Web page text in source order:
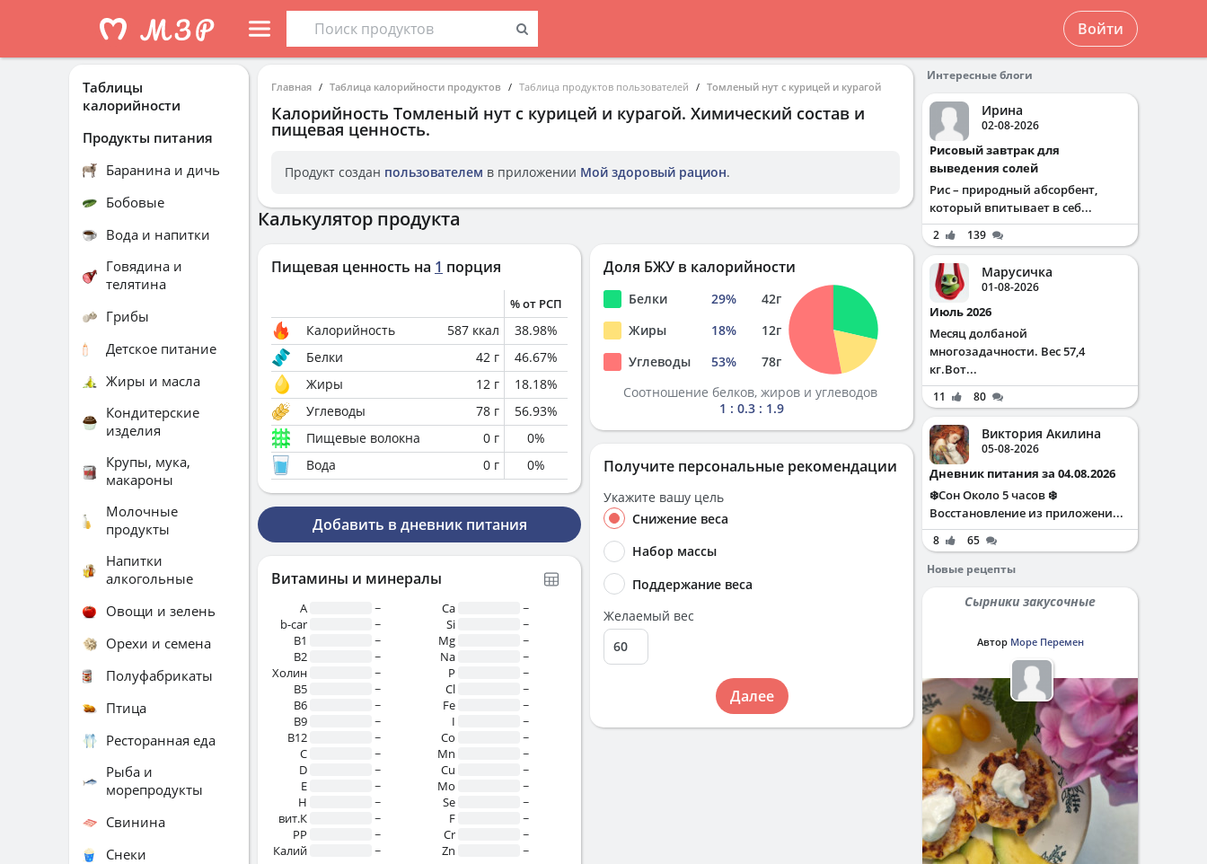
Войти
Главная Таблица калорийности продуктов Таблица продуктов пользователей Томленый нут с курицей и курагой
Калорийность Томленый нут с курицей и курагой. Химический состав и
пищевая ценность.
Продукт создан пользователем в приложении Мой здоровый рацион.
Калькулятор продукта
Пищевая ценность на 1 порция
% от РСП
Калорийность 587 ккал 38.98%
Белки
42 г 46.67%
Жиры
12 г 18.18%
Углеводы
78 г 56.93%
Пищевые волокна
0 г 0%
Вода
0 г 0%
Добавить в дневник питания
Витамины и минералы
A
~
b-car
~
В1
~
B2
~
Холин
~
B5
~
B6
~
B9
~
B12
~
C
~
D
~
E
~
H
~
вит.К
~
PP
~
Калий
~
Ca
~
Si
~
Mg
~
Na
~
P
~
Cl
~
Fe
~
I
~
Co
~
Mn
~
Cu
~
Mo
~
Se
~
F
~
Cr
~
Zn
~
Доля БЖУ в калорийности
Белки 29% 42г
Жиры
18% 12г
Углеводы
53% 78г
Соотношение белков, жиров и углеводов
1 : 0.3 : 1.9
Получите персональные рекомендации
Укажите вашу цель
Снижение веса
Набор массы
Поддержание веса
Желаемый вес
Далее
Таблицы
калорийности
Продукты питания
Баранина и дичь
Бобовые
Вода и напитки
Говядина и
телятина
Грибы
Детское питание
Жиры и масла
Кондитерские
изделия
Крупы, мука,
макароны
Молочные
продукты
Напитки
алкогольные
Овощи и зелень
Орехи и семена
Полуфабрикаты
Птица
Ресторанная еда
Рыба и
морепродукты
Свинина
Снеки
Интересные блоги
Ирина
02-08-2026
Рисовый завтрак для
выведения солей
Рис – природный абсорбент,
который впитывает в себ...
2 139
Марусичка
01-08-2026
Июль 2026
Месяц долбаной
многозадачности. Вес 57,4
кг.Вот...
11 80
Виктория Акилина
05-08-2026
Дневник питания за 04.08.2026
❄️Сон Около 5 часов ❄️
Восстановление из приложени...
8
65
Новые рецепты
Сырники закусочные
Автор Море Перемен